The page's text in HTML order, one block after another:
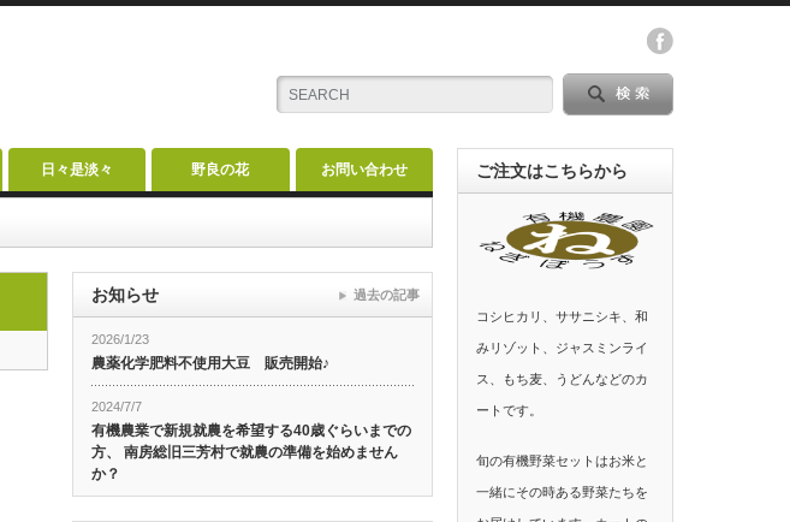
日々是淡々 野良の花 お問い合わせ
お知らせ
2026/1/23
農薬化学肥料不使用大豆 販売開始♪
2024/7/7
有機農業で新規就農を希望する40歳ぐらいまでの
方、 南房総旧三芳村で就農の準備を始めません
か？
過去の記事
ご注文はこちらから
コシヒカリ、ササニシキ、和
みリゾット、ジャスミンライ
ス、もち麦、うどんなどのカ
ートです。
旬の有機野菜セットはお米と
一緒にその時ある野菜たちを